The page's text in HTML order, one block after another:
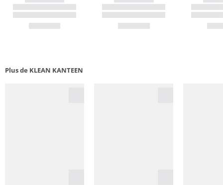
Plus de KLEAN KANTEEN